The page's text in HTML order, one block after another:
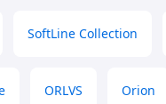
SoftLine Collection
ORLVS Orion